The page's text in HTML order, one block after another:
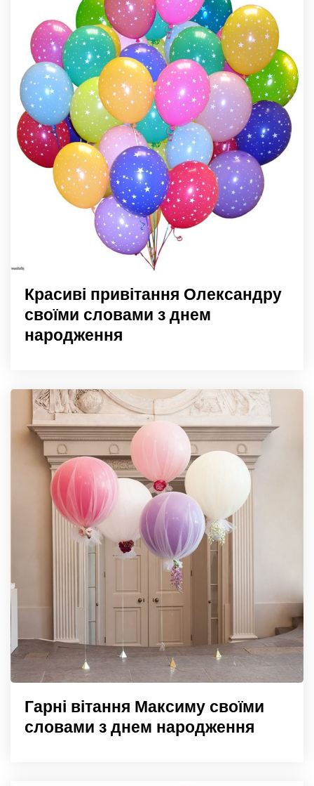
Красиві привітання Олександру
своїми словами з днем
народження
Гарні вітання Максиму своїми
словами з днем народження